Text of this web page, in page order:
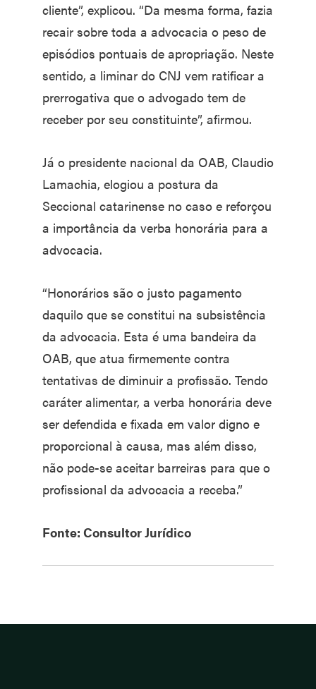
cliente”, explicou. “Da mesma forma, fazia
recair sobre toda a advocacia o peso de
episódios pontuais de apropriação. Neste
sentido, a liminar do CNJ vem ratificar a
prerrogativa que o advogado tem de
receber por seu constituinte”, afirmou.
Já o presidente nacional da OAB, Claudio
Lamachia, elogiou a postura da
Seccional catarinense no caso e reforçou
a importância da verba honorária para a
advocacia.
“Honorários são o justo pagamento
daquilo que se constitui na subsistência
da advocacia. Esta é uma bandeira da
OAB, que atua firmemente contra
tentativas de diminuir a profissão. Tendo
caráter alimentar, a verba honorária deve
ser defendida e fixada em valor digno e
proporcional à causa, mas além disso,
não pode-se aceitar barreiras para que o
profissional da advocacia a receba.”
Fonte: Consultor Jurídico